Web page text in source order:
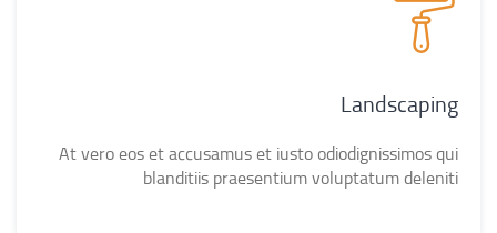
Landscaping
At vero eos et accusamus et iusto odiodignissimos qui
blanditiis praesentium voluptatum deleniti